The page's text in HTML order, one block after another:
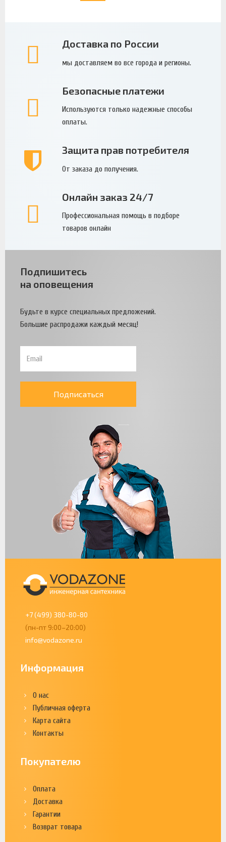
Доставка по России
мы доставляем во все города и регионы.
Безопасные платежи
Используются только надежные способы
оплаты.
Защита прав потребителя
От заказа до получения.
Онлайн заказ 24/7
Профессиональная помощь в подборе
товаров онлайн
Подпишитесь
на оповещения
Будьте в курсе специальных предложений.
Большие распродажи каждый месяц!
Подписаться
+7 (499) 380-80-80
(пн-пт 9:00–20:00)
info@vodazone.ru
Информация
О нас
Публичная оферта
Карта сайта
Контакты
Покупателю
Оплата
Доставка
Гарантии
Возврат товара